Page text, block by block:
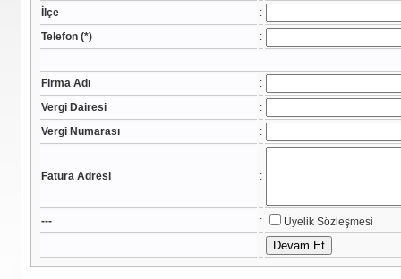
İlçe
:
Telefon (*)
:
Firma Adı
:
Vergi Dairesi
:
Vergi Numarası
:
Fatura Adresi :
--- : Üyelik Sözleşmesi